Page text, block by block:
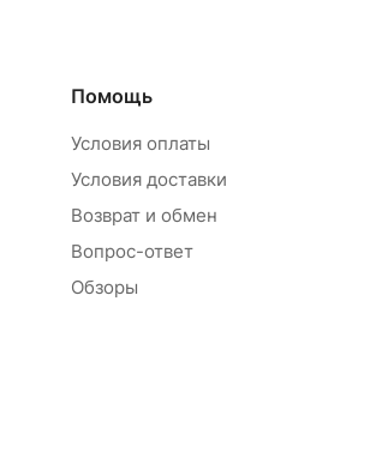
Помощь
Условия оплаты
Условия доставки
Возврат и обмен
Вопрос-ответ
Обзоры